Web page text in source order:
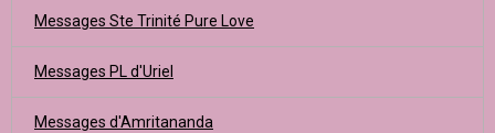
Messages Ste Trinité Pure Love
Messages PL d'Uriel
Messages d'Amritananda